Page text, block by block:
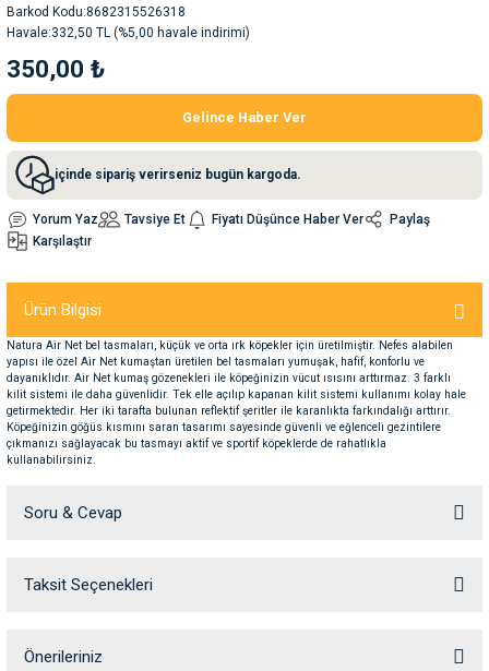
Su Kabları
Kemikleri
Barkod Kodu 8682315526318
Havale 332,50 TL (%5,00 havale indirimi)
350,00 ₺
Gelince Haber Ver
içinde sipariş verirseniz bugün kargoda.
Yorum Yaz Tavsiye Et Fiyatı Düşünce Haber Ver
Paylaş
Karşılaştır
Ürün Bilgisi
Natura Air Net bel tasmaları, küçük ve orta ırk köpekler için üretilmiştir. Nefes alabilen
yapısı ile özel Air Net kumaştan üretilen bel tasmaları yumuşak, hafif, konforlu ve
dayanıklıdır. Air Net kumaş gözenekleri ile köpeğinizin vücut ısısını arttırmaz. 3 farklı
kilit sistemi ile daha güvenlidir. Tek elle açılıp kapanan kilit sistemi kullanımı kolay hale
getirmektedir. Her iki tarafta bulunan reflektif şeritler ile karanlıkta farkındalığı arttırır.
Köpeğinizin göğüs kısmını saran tasarımı sayesinde güvenli ve eğlenceli gezintilere
çıkmanızı sağlayacak bu tasmayı aktif ve sportif köpeklerde de rahatlıkla
kullanabilirsiniz.
Soru & Cevap
Ürün hakkında henüz soru sorulmamış.
Taksit Seçenekleri
Önerileriniz